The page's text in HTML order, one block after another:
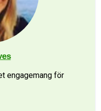
engagemang för